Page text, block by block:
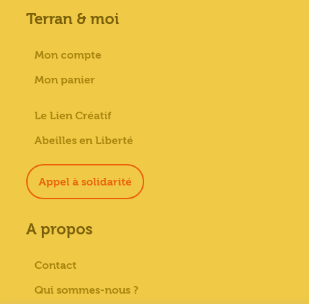
Terran & moi
Mon compte
Mon panier
Le Lien Créatif
Abeilles en Liberté
Appel à solidarité
A propos
Contact
Qui sommes-nous ?